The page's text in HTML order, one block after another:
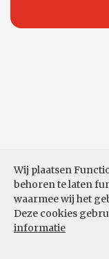
Wij plaatsen
behoren te laten
waarmee wij het
Deze cookies
informatie